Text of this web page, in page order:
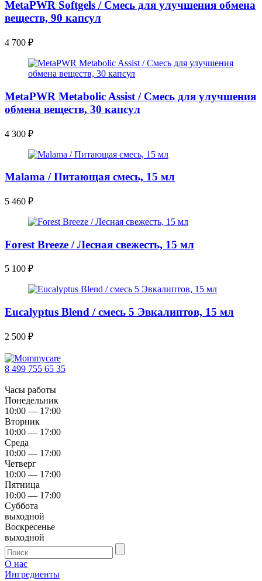
MetaPWR Softgels / Смесь для улучшения обмена
веществ, 90 капсул
4 700 ₽
MetaPWR Metabolic Assist / Смесь для улучшения
обмена веществ, 30 капсул
4 300 ₽
Malama / Питающая смесь, 15 мл
5 460 ₽
Forest Breeze / Лесная свежесть, 15 мл
5 100 ₽
Eucalyptus Blend / смесь 5 Эвкалиптов, 15 мл
2 500 ₽
8 499 755 65 35
Часы работы
Понедельник
10:00 — 17:00
Вторник
10:00 — 17:00
Среда
10:00 — 17:00
Четверг
10:00 — 17:00
Пятница
10:00 — 17:00
Суббота
выходной
Воскресенье
выходной
О нас
Ингредиенты